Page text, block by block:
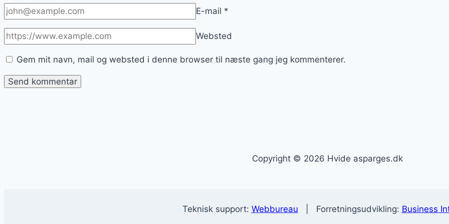
E-mail *
Websted
Gem mit navn, mail og websted i denne browser til næste gang jeg kommenterer.
Copyright © 2026 Hvide asparges.dk
Teknisk support: Webbureau | Forretningsudvikling: Business